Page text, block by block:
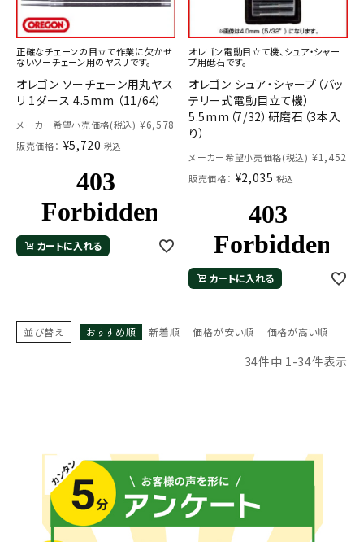
正確なチェーンの目立て作業に欠かせ
ないソーチェーン用のヤスリです。
オレゴン ソーチェーン用丸ヤス
リ 1ダース 4.5mm （11/64）
メーカー希望小売価格(税込) ¥6,578
販売価格： ¥5,720 税込
カートに入れる
オレゴン電動目立て機、シュア・シャー
プ用砥石です。
オレゴン シュア・シャープ（バッ
テリー式電動目立て機）
5.5mm（7/32）研磨石（3本入
り）
メーカー希望小売価格(税込) ¥1,452
販売価格： ¥2,035 税込
カートに入れる
並び替え おすすめ順 新着順 価格が安い順 価格が高い順
34件中 1-34件表示